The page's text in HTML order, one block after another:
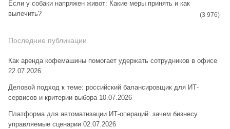
Если у собаки напряжен живот: Какие меры принять и как
вылечить?
(3 976)
Последние публикации
Как аренда кофемашины помогает удержать сотрудников в офисе
22.07.2026
Деловой подход к теме: российский балансировщик для ИТ-
сервисов и критерии выбора 10.07.2026
Платформа для автоматизации ИТ-операций: зачем бизнесу
управляемые сценарии 02.07.2026